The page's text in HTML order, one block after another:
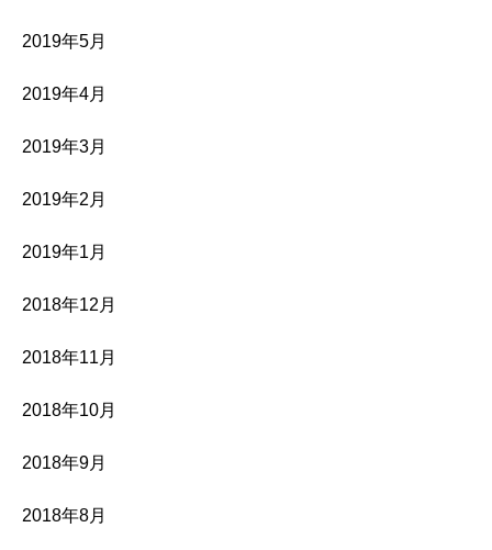
2019年5月
2019年4月
2019年3月
2019年2月
2019年1月
2018年12月
2018年11月
2018年10月
2018年9月
2018年8月